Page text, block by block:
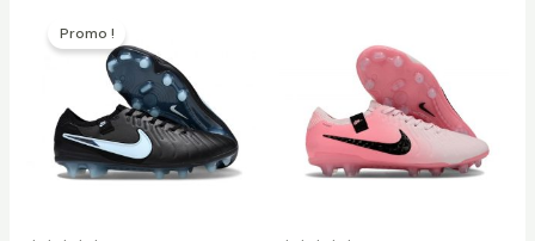
Promo !
initial
était :
153,00 €.
est :
98,00 €.